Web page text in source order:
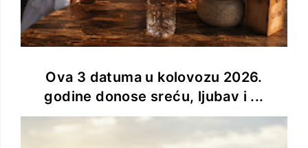
Ova 3 datuma u kolovozu 2026.
godine donose sreću, ljubav i ...